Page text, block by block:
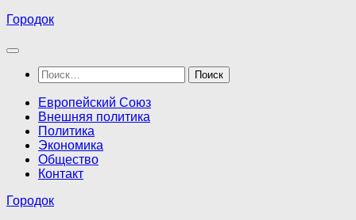
Перейти
содержимому
Городок
Найти:
Европейский Союз
Внешняя политика
Политика
Экономика
Общество
Контакт
Городок